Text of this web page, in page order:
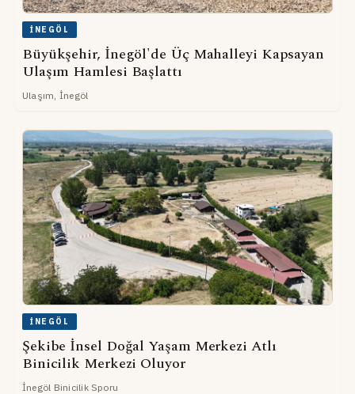
İNEGÖL
Büyükşehir, İnegöl'de Üç Mahalleyi Kapsayan
Ulaşım Hamlesi Başlattı
Ulaşım, İnegöl
İNEGÖL
Şekibe İnsel Doğal Yaşam Merkezi Atlı
Binicilik Merkezi Oluyor
İnegöl Binicilik Sporu